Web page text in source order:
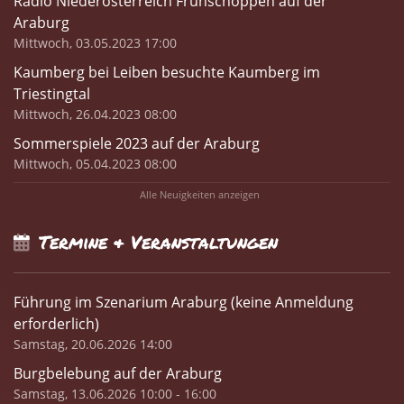
Araburg
Mittwoch, 03.05.2023 17:00
Kaumberg bei Leiben besuchte Kaumberg im
Triestingtal
Mittwoch, 26.04.2023 08:00
Sommerspiele 2023 auf der Araburg
Mittwoch, 05.04.2023 08:00
Alle Neuigkeiten anzeigen
Termine & Veranstaltungen
Führung im Szenarium Araburg (keine Anmeldung
erforderlich)
Samstag, 20.06.2026 14:00
Burgbelebung auf der Araburg
Samstag, 13.06.2026 10:00 - 16:00